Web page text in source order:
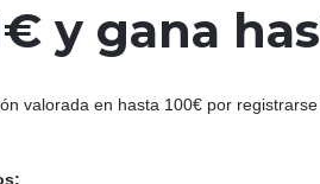
y gana
valorada en hasta 100€ por